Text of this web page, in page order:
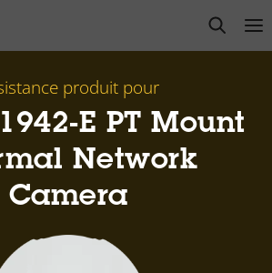
open
produit pour
E PT Mount
Network
Camera